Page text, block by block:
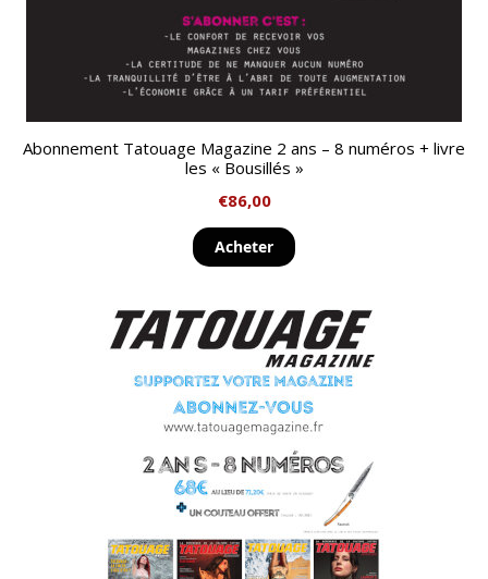
Abonnement Tatouage Magazine 2 ans – 8 numéros + livre
les « Bousillés »
€86,00
Acheter